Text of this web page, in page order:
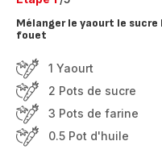
Mélanger le yaourt le
fouet
1 Yaourt
2 Pots de sucre
3 Pots de farine
0.5 Pot d'huile